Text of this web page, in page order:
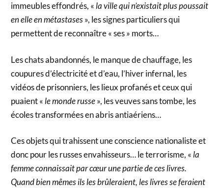
immeubles effondrés, «la ville qui n’existait plus poussait
en elle en métastases», les signes particuliers qui
permettent de reconnaître « ses » morts…
Les chats abandonnés, le manque de chauffage, les
coupures d’électricité et d’eau, l’hiver infernal, les
vidéos de prisonniers, les lieux profanés et ceux qui
puaient « le monde russe», les veuves sans tombe, les
écoles transformées en abris antiaériens…
Ces objets qui trahissent une conscience nationaliste et
donc pour les russes envahisseurs… le terrorisme, «la
femme connaissait par cœur une partie de ces livres.
Quand bien mêmes ils les brûleraient, les livres se feraient